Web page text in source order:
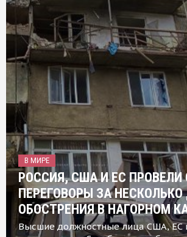
В МИРЕ
РОССИЯ, США И ЕС ПРОВЕЛИ
ПЕРЕГОВОРЫ ЗА
ОБОСТРЕНИЯ В НАГОРНОМ
Высшие должностные лица США, ЕС